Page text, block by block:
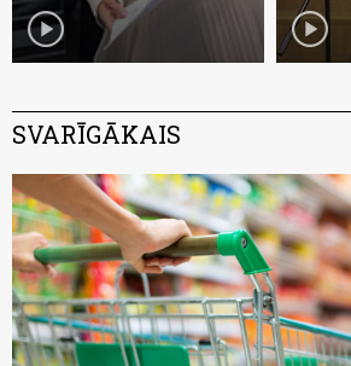
play_circle play_circle
SVARĪGĀKAIS